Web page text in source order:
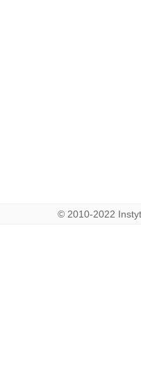
© 2010-2022